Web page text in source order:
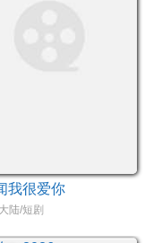
我很爱你
陆/短剧